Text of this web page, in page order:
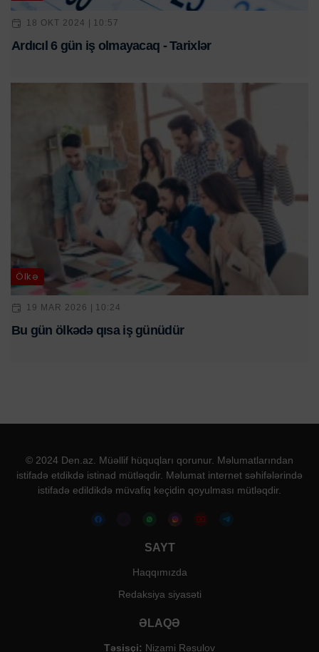
18 OKT 2024 | 10:57
Ardıcıl 6 gün iş olmayacaq - Tarixlər
Ölkə
19 MAR 2026 | 10:24
Bu gün ölkədə qısa iş günüdür
© 2024 Den.az. Müəllif hüquqları qorunur. Məlumatlarından
istifadə etdikdə istinad mütləqdir. Məlumat internet səhifələrində
istifadə edildikdə müvafiq keçidin qoyulması mütləqdir.
SAYT
Haqqımızda
Redaksiya siyasəti
ƏLAQƏ
Təsisçi: Nizami Rəsulov